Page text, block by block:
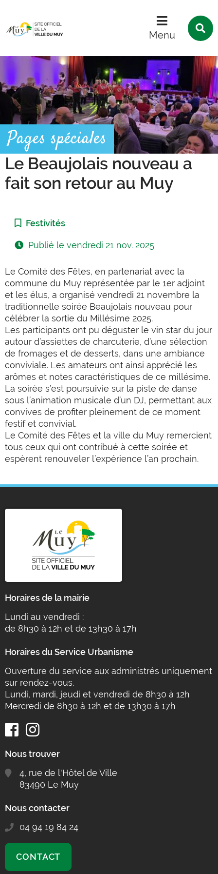
Menu
Pages spéciales
Le Beaujolais nouveau a
fait son retour au Muy
Catégorie :
Festivités
Publié le vendredi 21 nov. 2025
Le Comité des Fêtes, en partenariat avec la
commune du Muy représentée par le 1er adjoint
et les élus, a organisé vendredi 21 novembre la
traditionnelle soirée Beaujolais nouveau pour
célébrer la sortie du Millésime 2025.
Les participants ont pu déguster le vin star du jour
autour d’assiettes de charcuterie, d’une sélection
de fromages et de desserts, dans une ambiance
conviviale. Les amateurs ont ainsi apprécié les
arômes et notes caractéristiques de ce millésime.
La soirée s’est poursuivie sur la piste de danse
sous l’animation musicale d’un DJ, permettant aux
convives de profiter pleinement de ce moment
festif et convivial.
Le Comité des Fêtes et la ville du Muy remercient
tous ceux qui ont contribué à cette soirée et
espèrent renouveler l’expérience l’an prochain.
Horaires de la mairie
Lundi au vendredi :
de 8h30 à 12h et de 13h30 à 17h
Horaires du Service Urbanisme
Ouverture du service aux administrés uniquement
sur rendez-vous.
Lundi, mardi, jeudi et vendredi de 8h30 à 12h
Mercredi de 8h30 à 12h et de 13h30 à 17h
Nous trouver
4, rue de l'Hôtel de Ville
83490 Le Muy
Nous contacter
04 94 19 84 24
CONTACT